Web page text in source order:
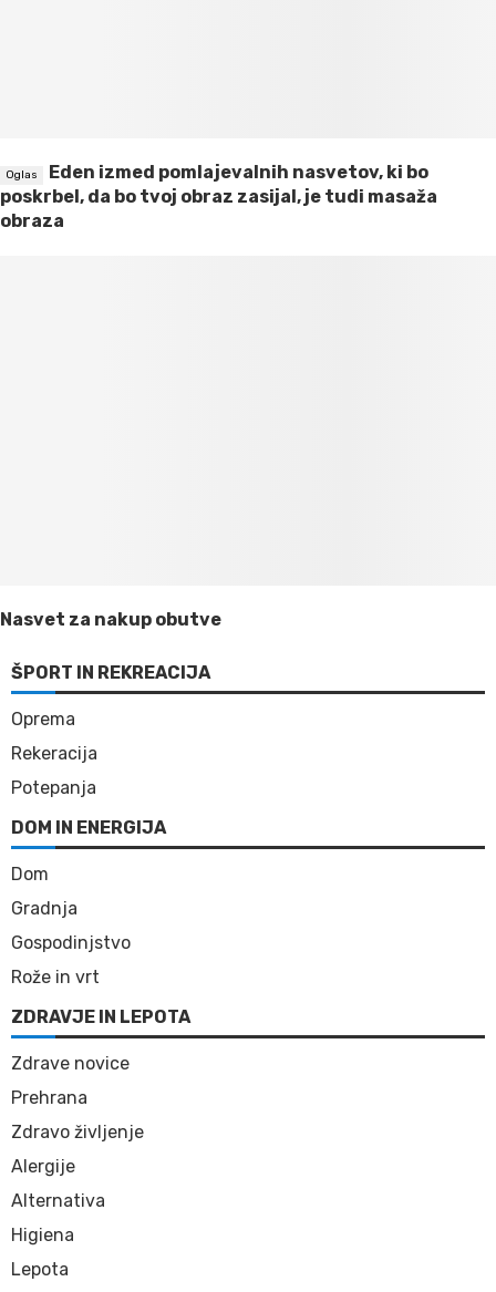
Eden izmed pomlajevalnih nasvetov, ki bo
poskrbel, da bo tvoj obraz zasijal, je tudi masaža
obraza
Nasvet za nakup obutve
ŠPORT IN REKREACIJA
Oprema
Rekeracija
Potepanja
DOM IN ENERGIJA
Dom
Gradnja
Gospodinjstvo
Rože in vrt
ZDRAVJE IN LEPOTA
Zdrave novice
Prehrana
Zdravo življenje
Alergije
Alternativa
Higiena
Lepota